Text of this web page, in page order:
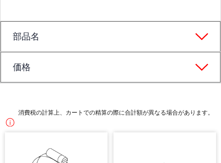
部品名
価格
消費税の計算上、カートでの精算の際に合計額が異なる場合があります。